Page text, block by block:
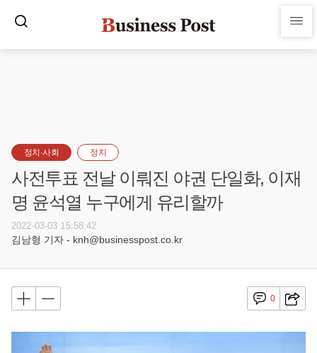
정치·사회 정치
사전투표 전날 이뤄진 야권 단일화, 이재
명 윤석열 누구에게 유리할까
2022-03-03 15:58:42
김남형 기자 - knh@businesspost.co.kr
0